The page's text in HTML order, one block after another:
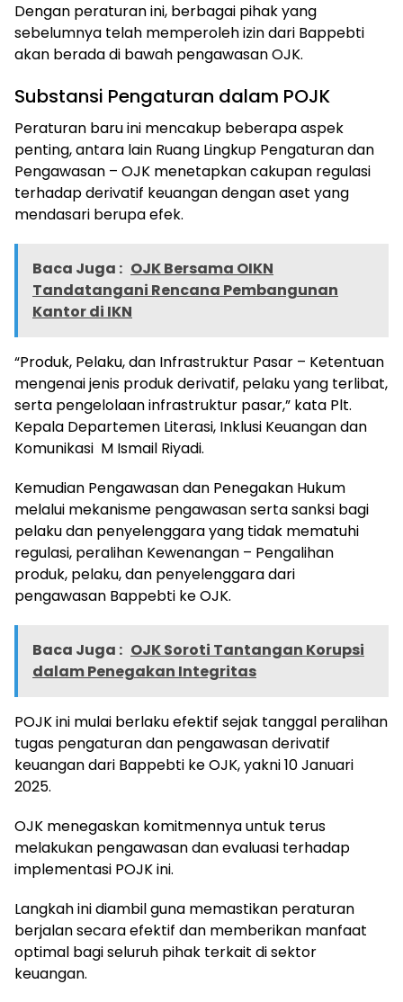
Dengan peraturan ini, berbagai pihak yang
sebelumnya telah memperoleh izin dari Bappebti
akan berada di bawah pengawasan OJK.
Substansi Pengaturan dalam POJK
Peraturan baru ini mencakup beberapa aspek
penting, antara lain Ruang Lingkup Pengaturan dan
Pengawasan – OJK menetapkan cakupan regulasi
terhadap derivatif keuangan dengan aset yang
mendasari berupa efek.
Baca Juga : OJK Bersama OIKN
Tandatangani Rencana Pembangunan
Kantor di IKN
“Produk, Pelaku, dan Infrastruktur Pasar – Ketentuan
mengenai jenis produk derivatif, pelaku yang terlibat,
serta pengelolaan infrastruktur pasar,” kata Plt.
Kepala Departemen Literasi, Inklusi Keuangan dan
Komunikasi M Ismail Riyadi.
Kemudian Pengawasan dan Penegakan Hukum
melalui mekanisme pengawasan serta sanksi bagi
pelaku dan penyelenggara yang tidak mematuhi
regulasi, peralihan Kewenangan – Pengalihan
produk, pelaku, dan penyelenggara dari
pengawasan Bappebti ke OJK.
Baca Juga : OJK Soroti Tantangan Korupsi
dalam Penegakan Integritas
POJK ini mulai berlaku efektif sejak tanggal peralihan
tugas pengaturan dan pengawasan derivatif
keuangan dari Bappebti ke OJK, yakni 10 Januari
2025.
OJK menegaskan komitmennya untuk terus
melakukan pengawasan dan evaluasi terhadap
implementasi POJK ini.
Langkah ini diambil guna memastikan peraturan
berjalan secara efektif dan memberikan manfaat
optimal bagi seluruh pihak terkait di sektor
keuangan.